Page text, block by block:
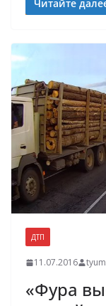
Читайте
ДТП
11.07.2016
«Фура